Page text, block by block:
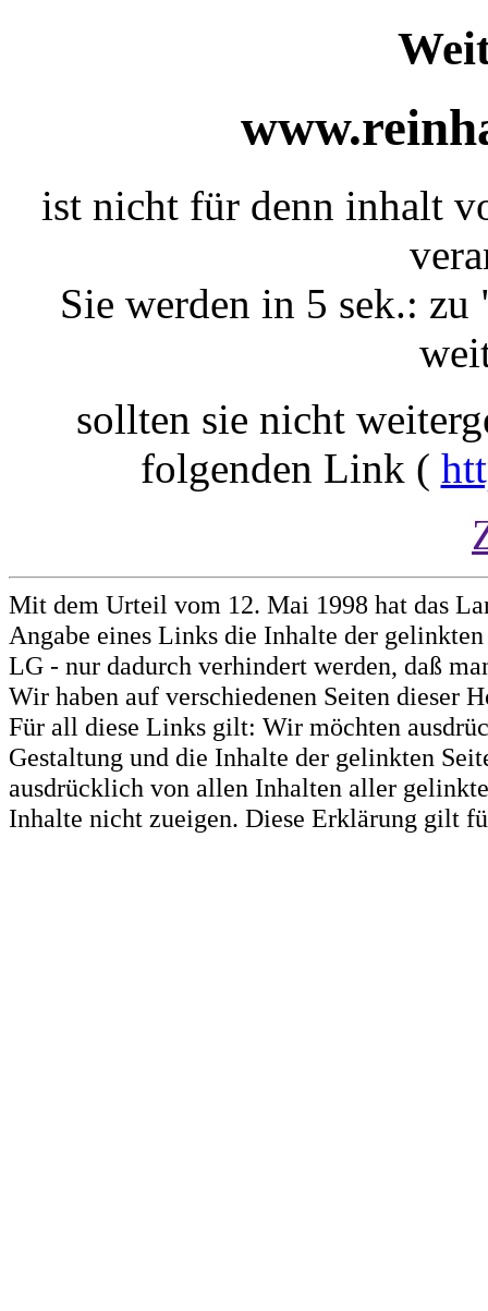
ist nicht für denn inhalt
Sie werden in 5 sek.: zu
sollten sie nicht
folgenden Link (
Mit dem Urteil vom 12. Mai 1998 hat das
Angabe eines Links die Inhalte der
LG - nur dadurch verhindert werden, daß
Wir haben auf verschiedenen Seiten dieser
Für all diese Links gilt: Wir möchten
Gestaltung und die Inhalte der gelinkten
ausdrücklich von allen Inhalten aller
Inhalte nicht zueigen. Diese Erklärung gilt